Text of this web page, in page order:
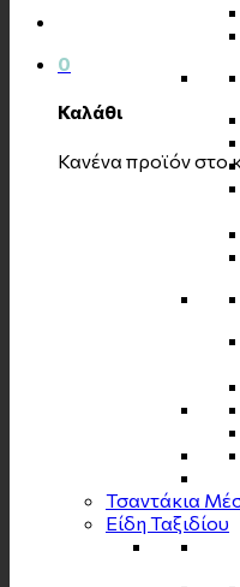
0
Καλάθι
Κανένα προϊόν στο
Τσαντάκια
Είδη Ταξιδίου